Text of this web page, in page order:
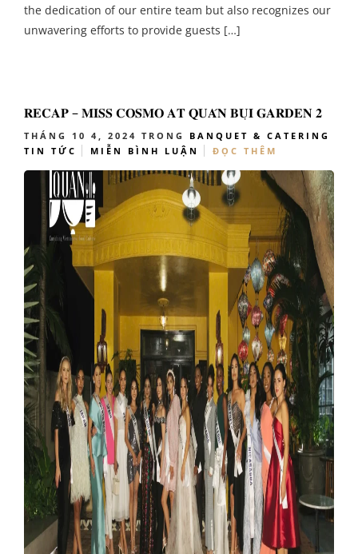
the dedication of our entire team but also recognizes our
unwavering efforts to provide guests […]
𝐑𝐄𝐂𝐀𝐏 – 𝐌𝐈𝐒𝐒 𝐂𝐎𝐒𝐌𝐎 𝐀𝐓 𝐐𝐔𝐀́𝐍 𝐁𝐔̣𝐈 𝐆𝐀𝐑𝐃𝐄𝐍 𝟐
THÁNG 10 4, 2024 TRONG BANQUET & CATERING
TIN TỨC
MIỄN BÌNH LUẬN ĐỌC THÊM